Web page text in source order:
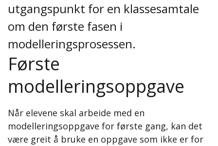
utgangspunkt for en klassesamtale
om den første fasen i
modelleringsprosessen.
Første
modelleringsoppgave
Når elevene skal arbeide med en
modelleringsoppgave for første gang, kan det
være greit å bruke en oppgave som ikke er for